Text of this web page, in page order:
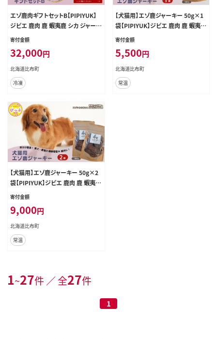
エゾ鹿肉ギフトセットB【PIPIYUK】
ジビエ 鹿肉 鹿 蝦夷鹿 シカ ジャーキ
ー 干し肉 ウインナー フランクフルト
せ 北海道 比布町 ぴっぷ 1023-026
寄付金額
32,000円
北海道比布町
冷凍
【犬猫用】エゾ鹿ジャーキー 50g×1
袋【PIPIYUK】ジビエ 鹿肉 鹿 蝦夷鹿
シカ ペット いぬ ねこ イヌ ネコ おや
比布町 ぴっぷ 1023-004
寄付金額
5,500円
北海道比布町
常温
【犬猫用】エゾ鹿ジャーキー 50g×2
袋【PIPIYUK】ジビエ 鹿肉 鹿 蝦夷鹿
シカ ペット いぬ ねこ イヌ ネコ おや
比布町 ぴっぷ 1023-010
寄付金額
9,000円
北海道比布町
常温
1~27件 ／ 全27件
1